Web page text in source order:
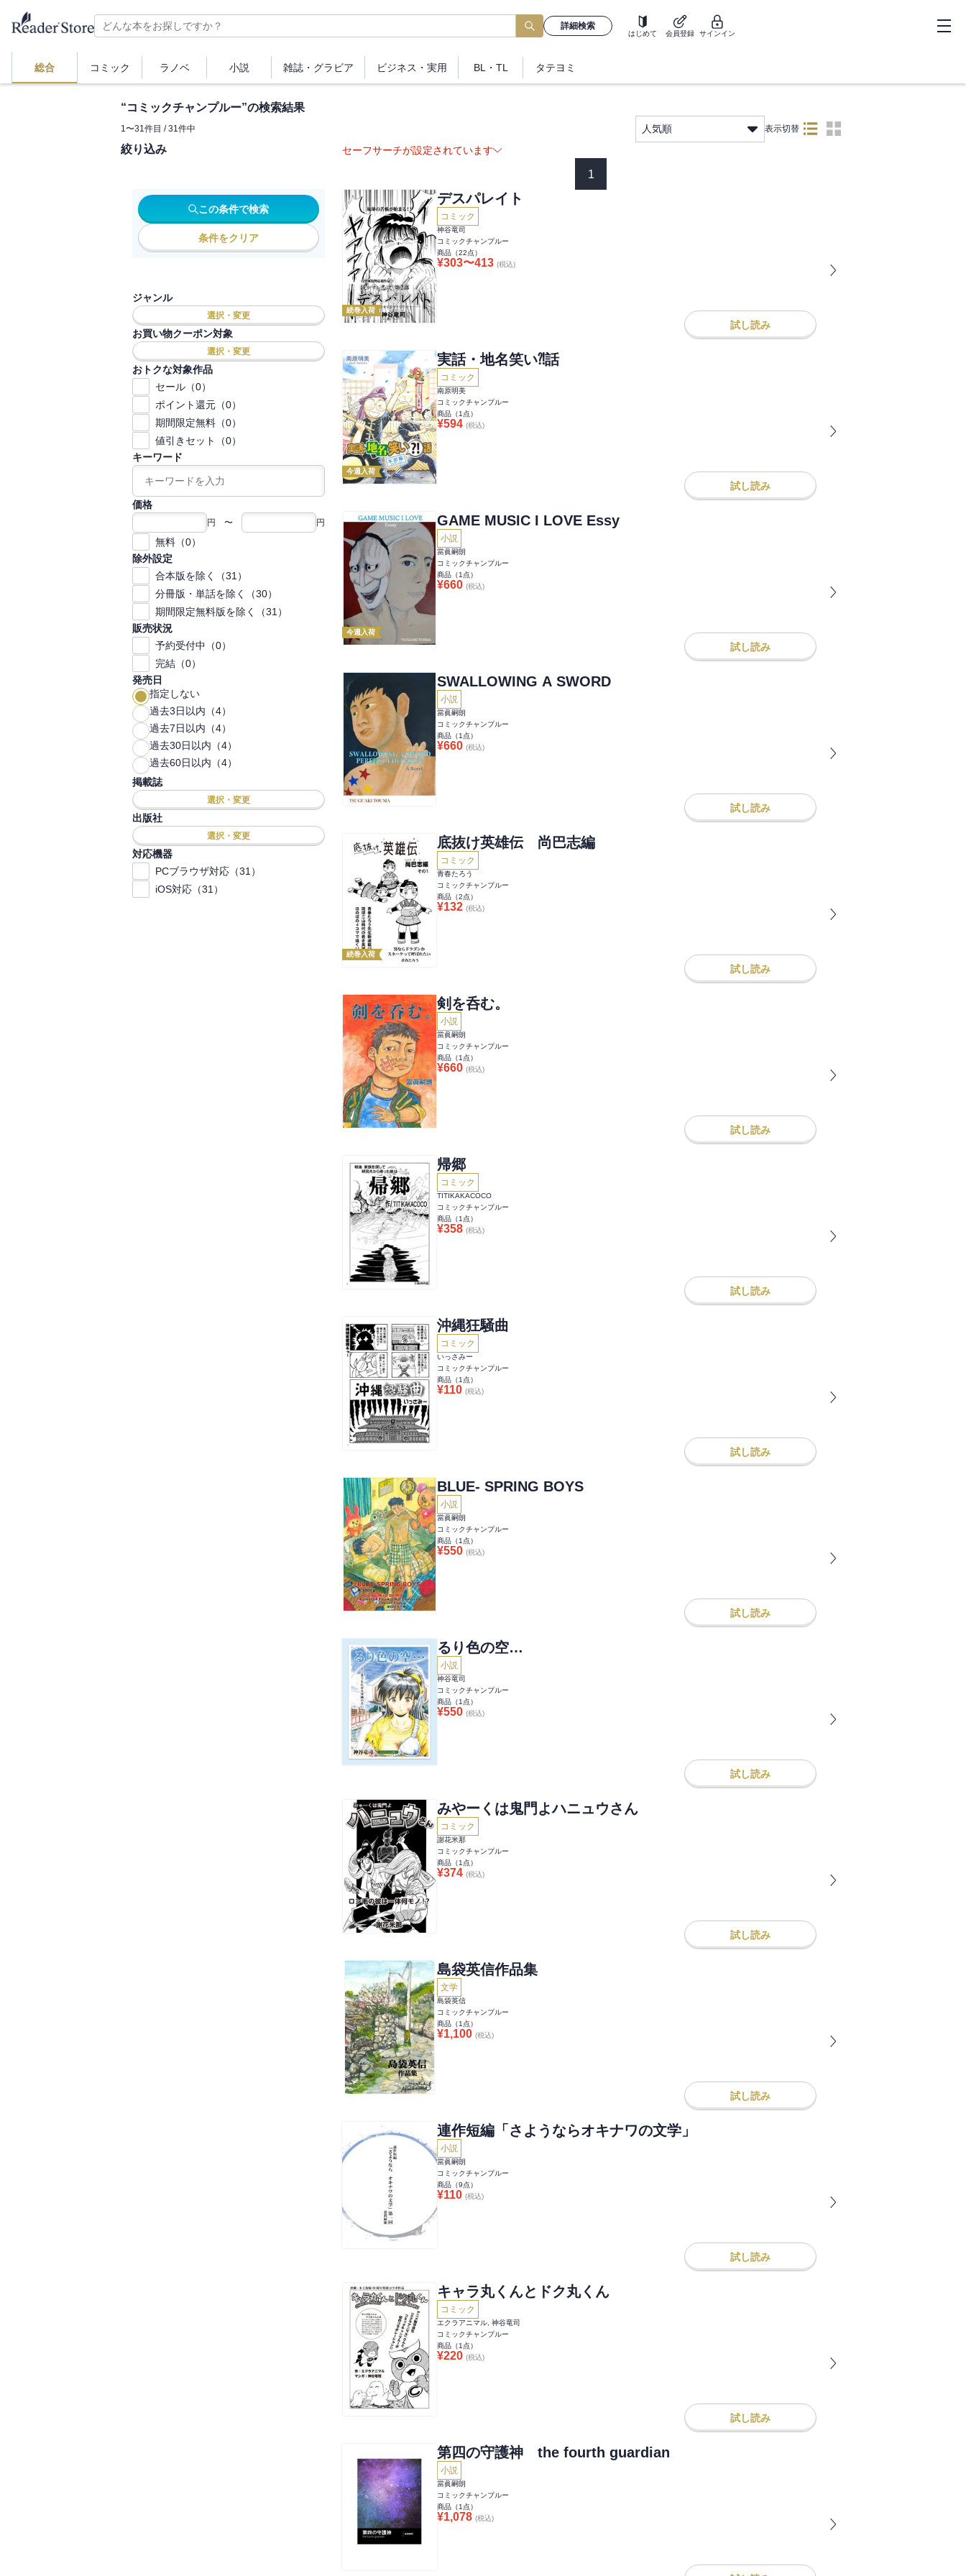
詳細検索
はじめて 会員登録 サインイン
総合 コミック ラノベ 小説 雑誌・ グラビア ビジネス ・実用 BL・TL タテヨミ
“コミックチャンプルー”の検索結果
1〜31件目 / 31件中 人気順 表示切替
絞り込み
この条件で検索
条件をクリア
ジャンル
選択・変更
お買い物クーポン対象
選択・変更
おトクな対象作品
セール（0）
ポイント還元（0）
期間限定無料（0）
値引きセット（0）
キーワード
価格
円 〜 円
無料（0）
除外設定
合本版を除く（31）
分冊版・単話を除く（30）
期間限定無料版を除く（31）
販売状況
予約受付中（0）
完結（0）
発売日
指定しない
過去3日以内（4）
過去7日以内（4）
過去30日以内（4）
過去60日以内（4）
掲載誌
選択・変更
出版社
選択・変更
対応機器
PCブラウザ対応（31）
iOS対応（31）
セーフサーチが設定されています
1
続巻入荷
デスパレイト
コミック
神谷竜司
コミックチャンプルー
商品（22点）
¥303〜413 (税込)
試し読み
今週入荷
実話・地名笑い⁈話
コミック
南原明美
コミックチャンプルー
商品（1 点）
¥594 (税込)
試し読み
今週入荷
GAME MUSIC I LOVE Essy
小説
當眞嗣朗
コミックチャンプルー
商品（1 点）
¥660 (税込)
試し読み
SWALLOWING A SWORD
小説
當眞嗣朗
コミックチャンプルー
商品（1 点）
¥660 (税込)
試し読み
続巻入荷
底抜け英雄伝 尚巴志編
コミック
青春たろう
コミックチャンプルー
商品（2点）
¥132 (税込)
試し読み
剣を呑む。
小説
當眞嗣朗
コミックチャンプルー
商品（1 点）
¥660 (税込)
試し読み
帰郷
コミック
TITIKAKACOCO
コミックチャンプルー
商品（1 点）
¥358 (税込)
試し読み
沖縄狂騒曲
コミック
いっさみー
コミックチャンプルー
商品（1 点）
¥110 (税込)
試し読み
BLUE- SPRING BOYS
小説
當眞嗣朗
コミックチャンプルー
商品（1 点）
¥550 (税込)
試し読み
るり色の空…
小説
神谷竜司
コミックチャンプルー
商品（1 点）
¥550 (税込)
試し読み
みやーくは鬼門よハニュウさん
コミック
謝花米那
コミックチャンプルー
商品（1 点）
¥374 (税込)
試し読み
島袋英信作品集
文学
島袋英信
コミックチャンプルー
商品（1 点）
¥1,100 (税込)
試し読み
連作短編「さようならオキナワの文学」
小説
當眞嗣朗
コミックチャンプルー
商品（9点）
¥110 (税込)
試し読み
キャラ丸くんとドク丸くん
コミック
エクラアニマル, 神谷竜司
コミックチャンプルー
商品（1 点）
¥220 (税込)
試し読み
第四の守護神 the fourth guardian
小説
當眞嗣朗
コミックチャンプルー
商品（1 点）
¥1,078 (税込)